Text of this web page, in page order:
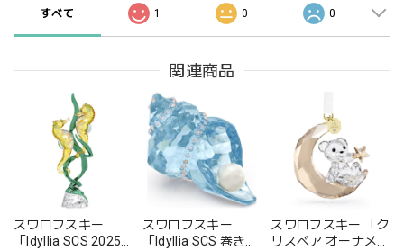
すべて 1 0 0
関連商品
スワロフスキー
「Idyllia SCS 2025
スワロフスキー
「Idyllia SCS 巻き貝
スワロフスキー 「ク
リスベア オーナメン